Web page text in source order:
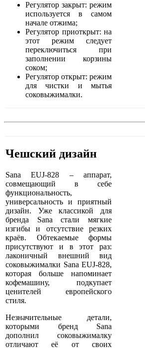
Регулятор закрыт: режим
используется в самом
начале отжима;
Регулятор приоткрыт: на
этот режим следует
переключиться при
заполнении корзины
соком;
Регулятор открыт: режим
для чистки и мытья
соковыжималки.
Чешский дизайн
Sana EUJ-828 – аппарат,
совмещающий в себе
функциональность,
универсальность и приятный
дизайн. Уже классикой для
бренда Sana стали мягкие
изгибы и отсутствие резких
краёв. Обтекаемые формы
присутствуют и в этот раз:
лаконичный внешний вид
соковыжималки Sana EUJ-828,
которая больше напоминает
кофемашину, подкупает
ценителей европейского
стиля.
Незначительные детали,
которыми бренд Sana
дополнил соковыжималку
отличают её от своих